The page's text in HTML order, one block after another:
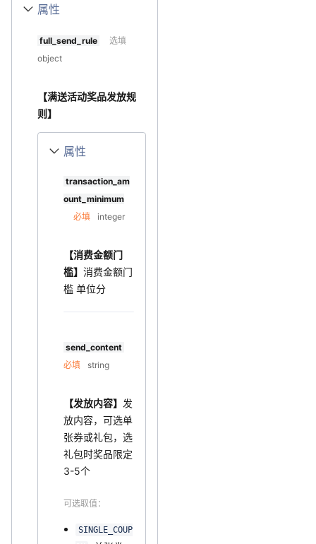
属性
full_send_rule
选填
object
【满送活动奖品发放规
则】
属性
transaction_am
ount_minimum
必填
integer
【消费金额门
槛】 消费金额门
槛 单位分
send_content
必填
string
【发放内容】 发
放内容，可选单
张券或礼包，选
礼包时奖品限定
3-5个
可选取值：
SINGLE_COUP